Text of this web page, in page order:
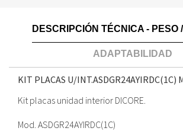
DESCRIPCIÓN TÉCNICA - PESO
ADAPTABILIDAD
KIT PLACAS U/INT.ASDGR24AYIRDC(1C)
Kit placas unidad interior DICORE.
Mod. ASDGR24AYIRDC(1C)